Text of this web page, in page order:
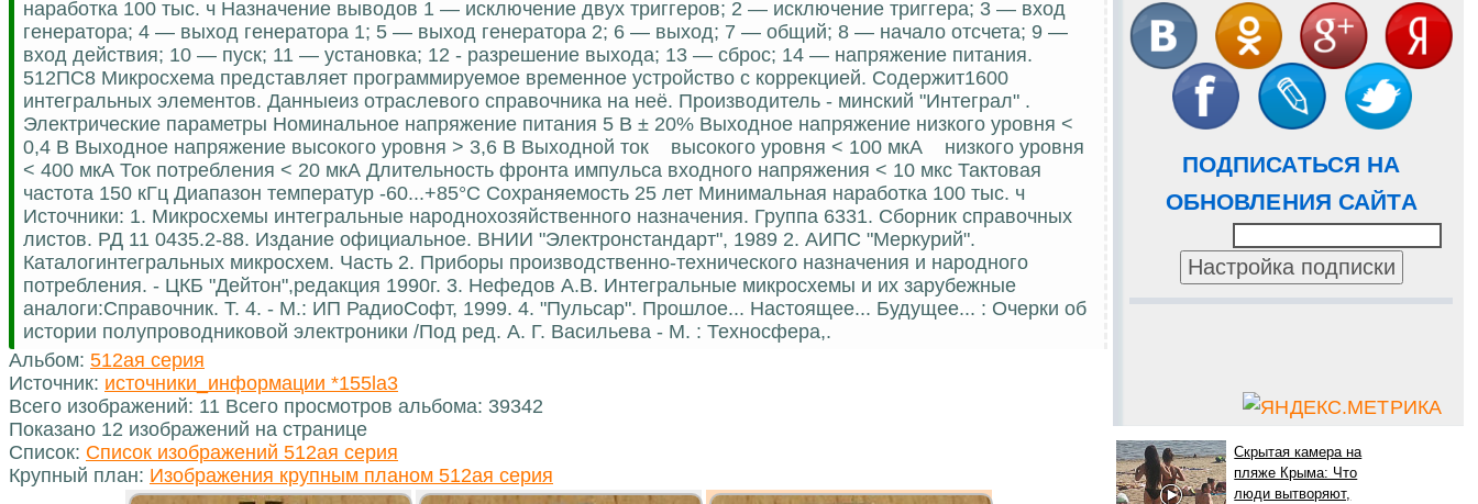
ПОДПИСАТЬСЯ НА
ОБНОВЛЕНИЯ САЙТА
Скрытая камера на
пляже Крыма: Что
люди вытворяют,
наработка 100 тыс. ч Назначение выводов 1 — исключение двух триггеров; 2 — исключение триггера; 3 — вход
генератора; 4 — выход генератора 1; 5 — выход генератора 2; 6 — выход; 7 — общий; 8 — начало отсчета; 9 —
вход действия; 10 — пуск; 11 — установка; 12 - разрешение выхода; 13 — сброс; 14 — напряжение питания.
512ПС8 Микросхема представляет программируемое временное устройство с коррекцией. Содержит1600
интегральных элементов. Данныеиз отраслевого справочника на неё. Производитель - минский "Интеграл" .
Электрические параметры Номинальное напряжение питания 5 В ± 20% Выходное напряжение низкого уровня <
0,4 В Выходное напряжение высокого уровня > 3,6 В Выходной ток высокого уровня < 100 мкА низкого уровня
< 400 мкА Ток потребления < 20 мкА Длительность фронта импульса входного напряжения < 10 мкс Тактовая
частота 150 кГц Диапазон температур -60...+85°С Сохраняемость 25 лет Минимальная наработка 100 тыс. ч
Источники: 1. Микросхемы интегральные народнохозяйственного назначения. Группа 6331. Сборник справочных
листов. РД 11 0435.2-88. Издание официальное. ВНИИ "Электронстандарт", 1989 2. АИПС "Меркурий".
Каталогинтегральных микросхем. Часть 2. Приборы производственно-технического назначения и народного
потребления. - ЦКБ "Дейтон",редакция 1990г. 3. Нефедов А.В. Интегральные микросхемы и их зарубежные
аналоги:Справочник. Т. 4. - М.: ИП РадиоСофт, 1999. 4. "Пульсар". Прошлое... Настоящее... Будущее... : Очерки об
истории полупроводниковой электроники /Под ред. A. Г. Васильева - М. : Техносфера,.
Альбом: 512ая серия
Источник: источники_информации *155la3
Всего изображений: 11 Всего просмотров альбома: 39342
Показано 12 изображений на странице
Список: Список изображений 512ая серия
Крупный план: Изображения крупным планом 512ая серия